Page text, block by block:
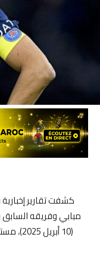
كشفت تقارير
مبابي وفريقه
(10